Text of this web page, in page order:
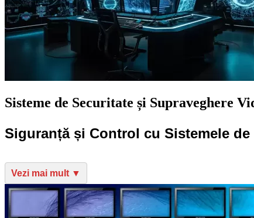
Sisteme de Securitate și Supraveghere
Siguranță și Control cu Sistemele